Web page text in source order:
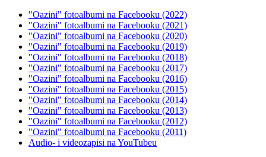
"Oazini" fotoalbumi na Facebooku (2022)
"Oazini" fotoalbumi na Facebooku (2021)
"Oazini" fotoalbumi na Facebooku (2020)
"Oazini" fotoalbumi na Facebooku (2019)
"Oazini" fotoalbumi na Facebooku (2018)
"Oazini" fotoalbumi na Facebooku (2017)
"Oazini" fotoalbumi na Facebooku (2016)
"Oazini" fotoalbumi na Facebooku (2015)
"Oazini" fotoalbumi na Facebooku (2014)
"Oazini" fotoalbumi na Facebooku (2013)
"Oazini" fotoalbumi na Facebooku (2012)
"Oazini" fotoalbumi na Facebooku (2011)
Audio- i videozapisi na YouTubeu